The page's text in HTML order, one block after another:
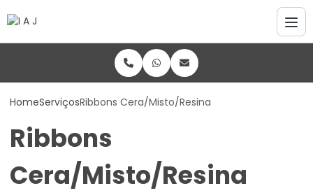
HomeServiçosRibbons Cera/Misto/Resina
Ribbons
Cera/Misto/Resina